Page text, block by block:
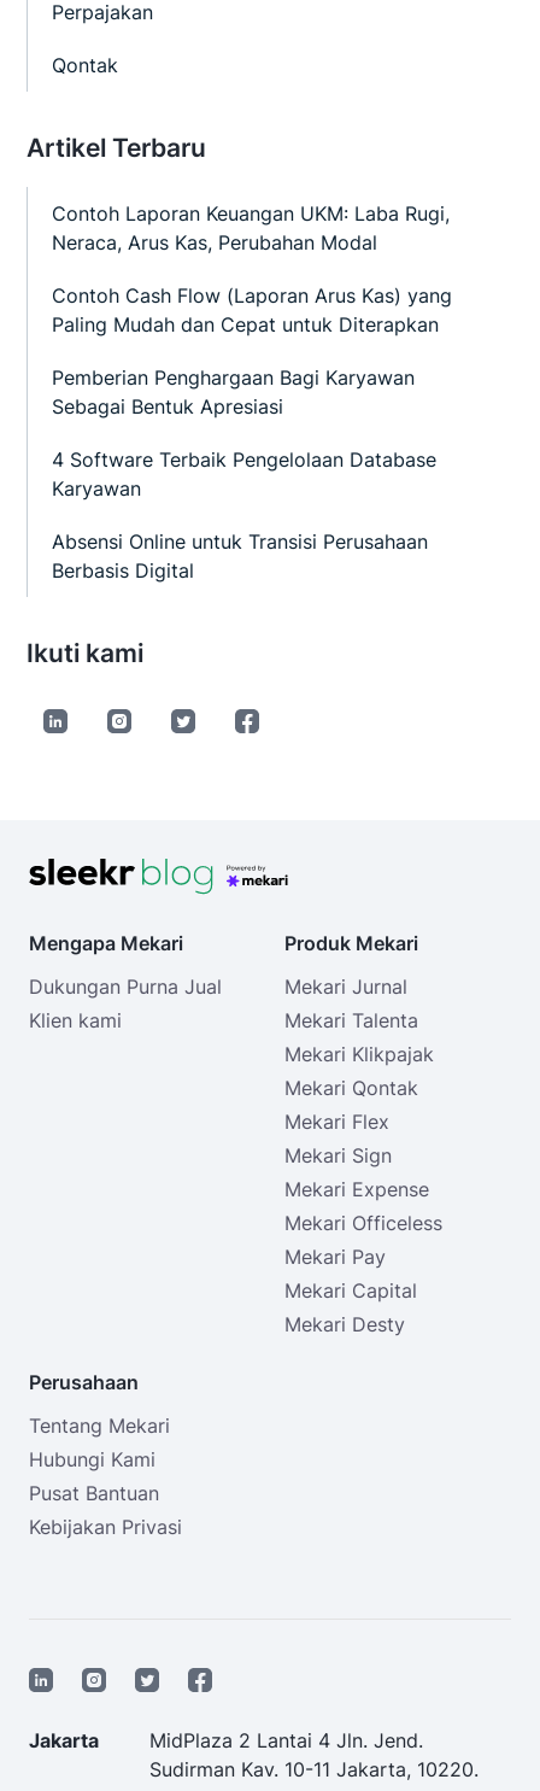
Perpajakan
Qontak
Artikel Terbaru
Contoh Laporan Keuangan UKM: Laba Rugi,
Neraca, Arus Kas, Perubahan Modal
Contoh Cash Flow (Laporan Arus Kas) yang
Paling Mudah dan Cepat untuk Diterapkan
Pemberian Penghargaan Bagi Karyawan
Sebagai Bentuk Apresiasi
4 Software Terbaik Pengelolaan Database
Karyawan
Absensi Online untuk Transisi Perusahaan
Berbasis Digital
Ikuti kami
Mengapa Mekari
Dukungan Purna Jual
Klien kami
Produk Mekari
Mekari Jurnal
Mekari Talenta
Mekari Klikpajak
Mekari Qontak
Mekari Flex
Mekari Sign
Mekari Expense
Mekari Officeless
Mekari Pay
Mekari Capital
Mekari Desty
Perusahaan
Tentang Mekari
Hubungi Kami
Pusat Bantuan
Kebijakan Privasi
Jakarta
MidPlaza 2 Lantai 4 Jln. Jend.
Sudirman Kav. 10-11 Jakarta, 10220.